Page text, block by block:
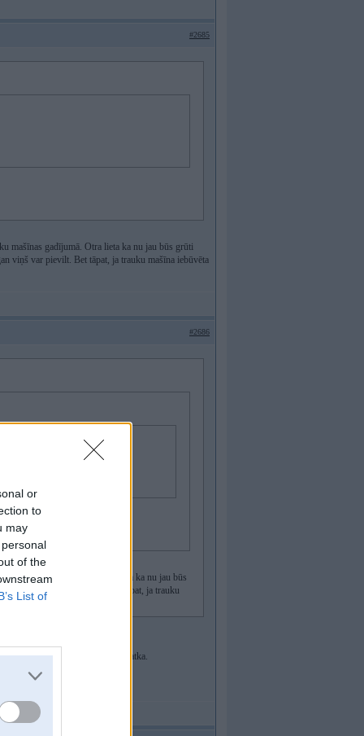
or
to
may
of the
List of
#2685
mašīnas gadījumā. Otra lieta ka nu jau būs grūti
viņš var pievilt. Bet tāpat, ja trauku mašīna iebūvēta
#2686
mašīnas gadījumā. Otra lieta ka nu jau būs
gan viņš var pievilt. Bet tāpat, ja trauku
kur, kā tas bija ar centrfūgu Vjatka.